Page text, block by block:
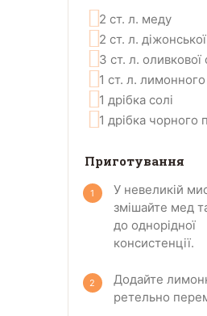
2 ст. л. меду
2 ст. л.
3 ст. л. оливкової
1 ст. л. лимонного
1 дрібка солі
1 дрібка чорного
Приготування
У невеликій
змішайте мед
до однорідної
консистенції.
Додайте
ретельно